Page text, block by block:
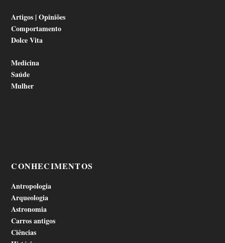
Artigos | Opiniões
Comportamento
Dolce Vita
Medicina
Saúde
Mulher
CONHECIMENTOS
Antropologia
Arqueologia
Astronomia
Carros antigos
Ciências